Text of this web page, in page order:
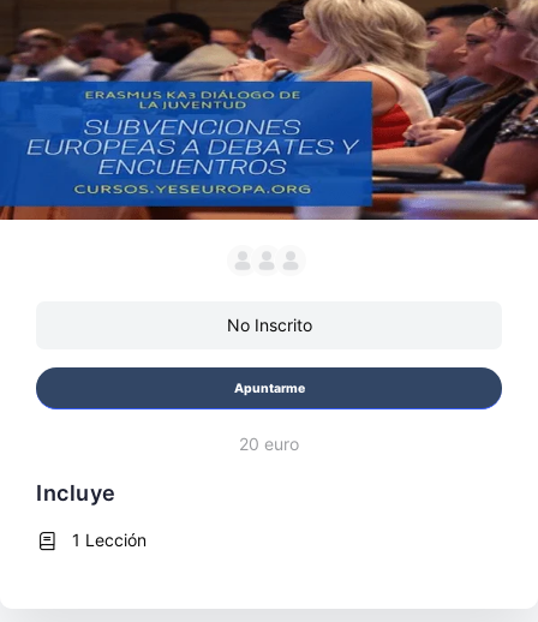
No Inscrito
Apuntarme
20 euro
Incluye
1 Lección